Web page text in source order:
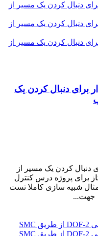
برای دنبال کردن یک
دنبال کردن یک مسیر از
برای پروژه درس کنترل
شبیه سازی کاملا تست